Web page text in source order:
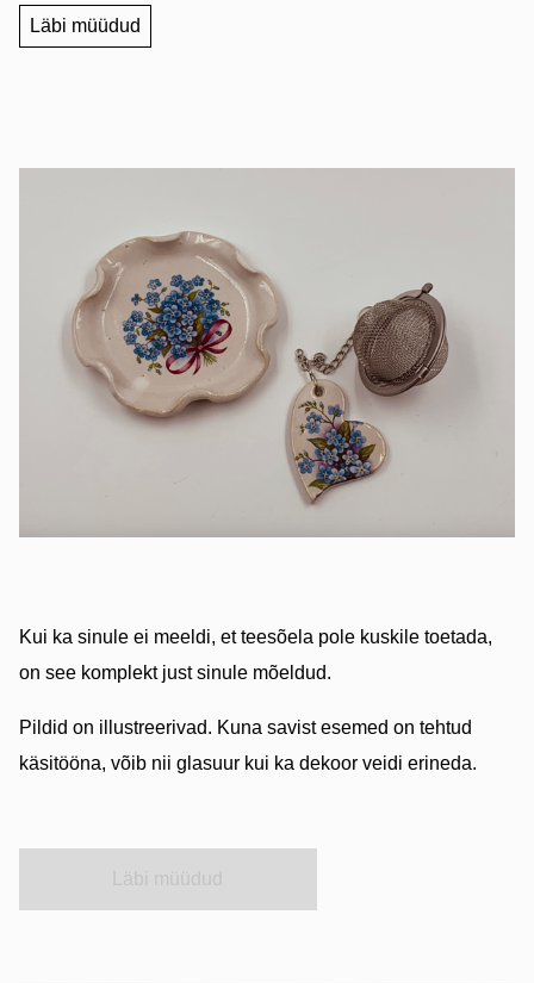
Läbi müüdud
Kui ka sinule ei meeldi, et teesõela pole kuskile toetada,
on see komplekt just sinule mõeldud.
Pildid on illustreerivad. Kuna savist esemed on tehtud
käsitööna, võib nii glasuur kui ka dekoor veidi erineda.